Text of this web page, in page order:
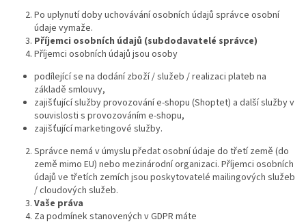
Po uplynutí doby uchovávání osobních údajů správce osobní
údaje vymaže.
Příjemci osobních údajů (subdodavatelé správce)
Příjemci osobních údajů jsou osoby
podílející se na dodání zboží / služeb / realizaci plateb na
základě smlouvy,
zajišťující služby provozování e-shopu (Shoptet) a další služby v
souvislosti s provozováním e-shopu,
zajišťující marketingové služby.
Správce nemá v úmyslu předat osobní údaje do třetí země (do
země mimo EU) nebo mezinárodní organizaci. Příjemci osobních
údajů ve třetích zemích jsou poskytovatelé mailingových služeb
/ cloudových služeb.
Vaše práva
Za podmínek stanovených v GDPR máte